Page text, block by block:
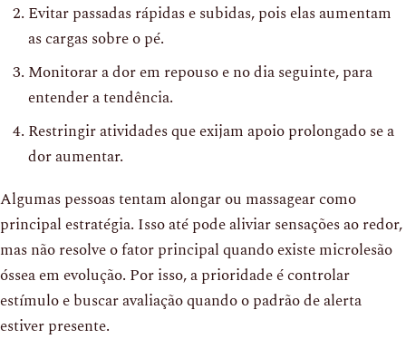
Evitar passadas rápidas e subidas, pois elas aumentam
as cargas sobre o pé.
Monitorar a dor em repouso e no dia seguinte, para
entender a tendência.
Restringir atividades que exijam apoio prolongado se a
dor aumentar.
Algumas pessoas tentam alongar ou massagear como
principal estratégia. Isso até pode aliviar sensações ao redor,
mas não resolve o fator principal quando existe microlesão
óssea em evolução. Por isso, a prioridade é controlar
estímulo e buscar avaliação quando o padrão de alerta
estiver presente.